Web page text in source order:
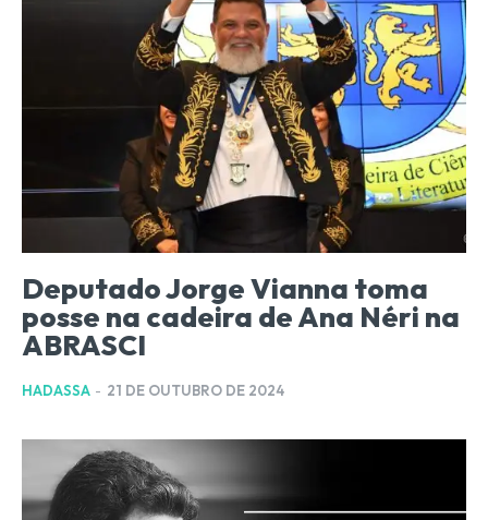
Deputado Jorge Vianna toma
posse na cadeira de Ana Néri na
ABRASCI
HADASSA - 21 DE OUTUBRO DE 2024